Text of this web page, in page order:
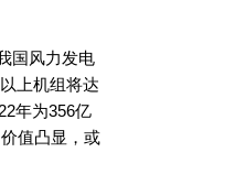
国风力发电
上机组将达
年为356亿
值凸显，或